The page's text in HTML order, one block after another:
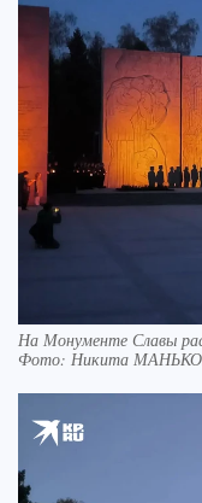
На Монументе Славы
Фото: Никита